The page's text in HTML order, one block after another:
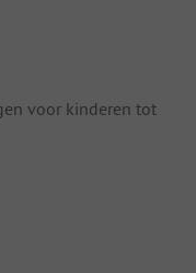
voor kinderen tot